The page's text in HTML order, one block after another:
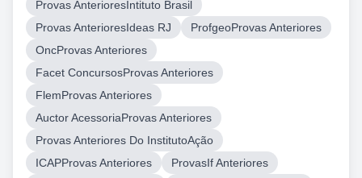
Provas AnterioresIntituto Brasil
Provas AnterioresIdeas RJ
ProfgeoProvas Anteriores
OncProvas Anteriores
Facet ConcursosProvas Anteriores
FlemProvas Anteriores
Auctor AcessoriaProvas Anteriores
Provas Anteriores Do InstitutoAção
ICAPProvas Anteriores
ProvasIf Anteriores